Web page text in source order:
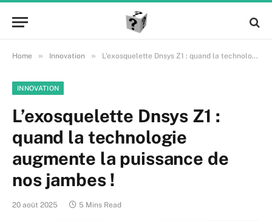
Home » Innovation » L’exosquelette Dnsys Z1 : quand la technologie augmente la puissance de nos jambes !
INNOVATION
L’exosquelette Dnsys Z1 :
quand la technologie
augmente la puissance de
nos jambes !
20 août 2025 5 Mins Read